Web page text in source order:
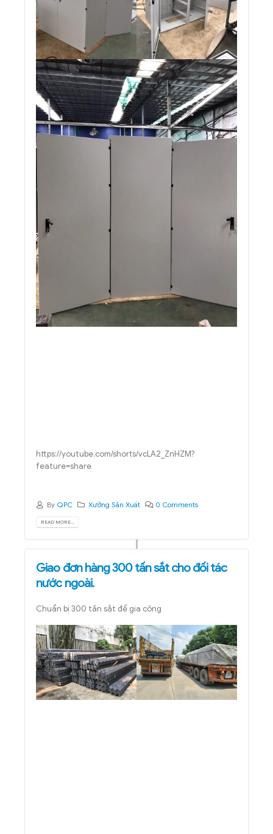
https://youtube.com/shorts/vcLA2_ZnHZM?
feature=share
By QPC Xưởng Sản Xuất 0 Comments
READ MORE...
Giao đơn hàng 300 tấn sắt cho đối tác
nước ngoài.
Chuẩn bị 300 tấn sắt để gia công